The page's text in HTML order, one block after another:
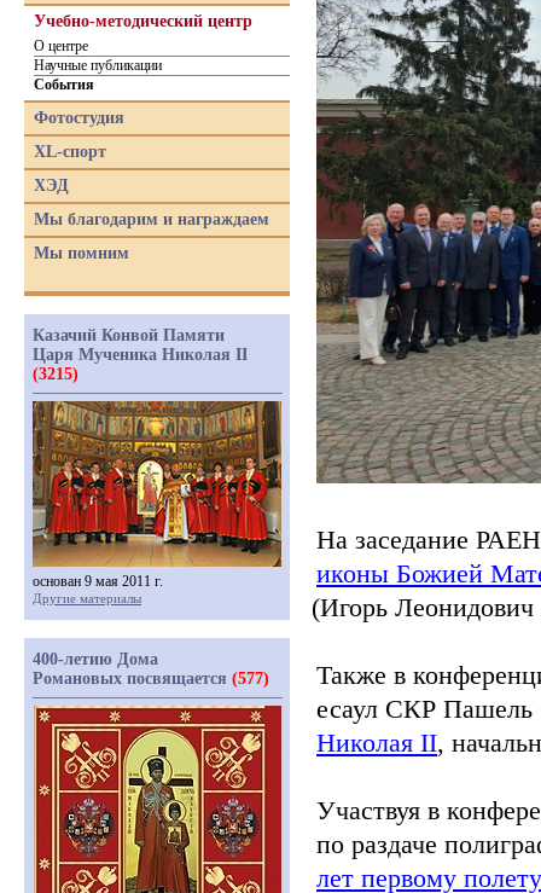
На заседание
иконы Божией
(Игорь
Также в
есаул СКР Пашель
Николая II,
Участвуя в
по раздаче
лет первому
Учебно-методический центр
О центре
Научные публикации
События
Фотостудия
XL-спорт
ХЭД
Мы благодарим и награждаем
Мы помним
Казачий Конвой Памяти
Царя Мученика Николая II
(3215)
основан 9 мая 2011 г.
Другие материалы
400-летию Дома
Романовых посвящается (577)